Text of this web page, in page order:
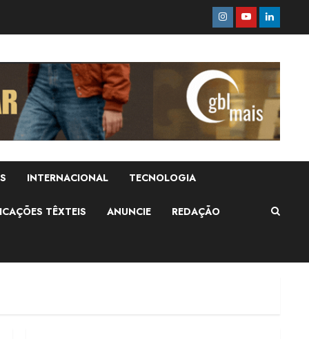
Instagram
YoutubeLinkedin
INTERNACIONAL TECNOLOGIA
TÊXTEIS ANUNCIE REDAÇÃO
2
2026
digital na moda nacional